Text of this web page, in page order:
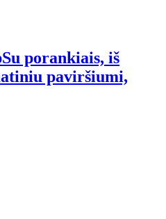
Su porankiais, iš
paviršiumi,